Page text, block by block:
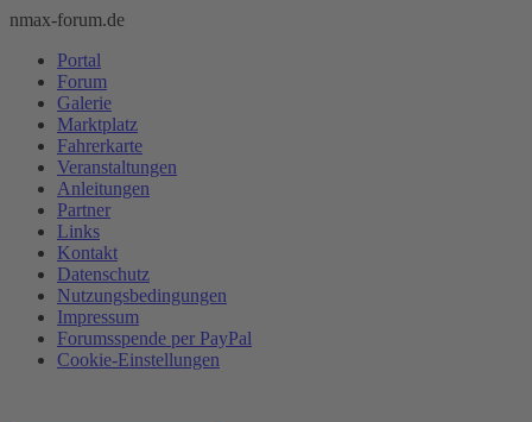
nmax-forum.de
Portal
Forum
Galerie
Marktplatz
Fahrerkarte
Veranstaltungen
Anleitungen
Partner
Links
Kontakt
Datenschutz
Nutzungsbedingungen
Impressum
Forumsspende per PayPal
Cookie-Einstellungen